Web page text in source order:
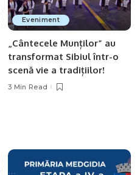
Eveniment
„Cântecele Munților” au
transformat Sibiul într-o
scenă vie a tradițiilor!
3 Min Read